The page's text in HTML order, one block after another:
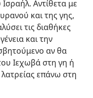
Αντίθετα με
και της γης,
τις διαθήκες
και την
αν θα
Ιεχωβά στη γη ή
επάνω στη